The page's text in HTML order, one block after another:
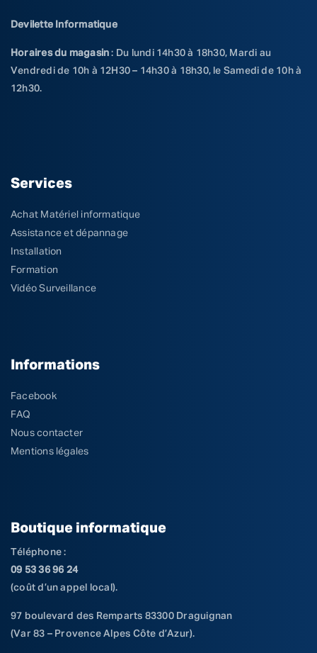
Devilette Informatique
Horaires du magasin : Du lundi 14h30 à 18h30, Mardi au
Vendredi de 10h à 12H30 – 14h30 à 18h30, le Samedi de 10h à
12h30.
Services
Achat Matériel informatique
Assistance et dépannage
Installation
Formation
Vidéo Surveillance
Informations
Facebook
FAQ
Nous contacter
Mentions légales
Boutique informatique
Téléphone :
09 53 36 96 24
(coût d’un appel local).
97 boulevard des Remparts 83300 Draguignan
(Var 83 – Provence Alpes Côte d’Azur).